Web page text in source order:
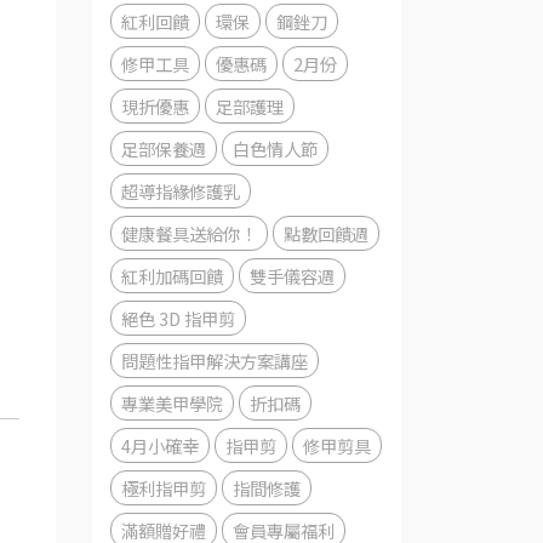
紅利回饋 環保
鋼銼刀
修甲工具
優惠碼
2月份
現折優惠
足部護理
足部保養週
白色情人節
超導指緣修護乳
健康餐具送給你！
點數回饋週
紅利加碼回饋
雙手儀容週
絕色 3D 指甲剪
問題性指甲解決方案講座
專業美甲學院
折扣碼
4月小確幸
指甲剪
修甲剪具
極利指甲剪
指間修護
滿額贈好禮
會員專屬福利